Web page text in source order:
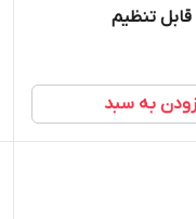
قابل تنظیم
به سبد